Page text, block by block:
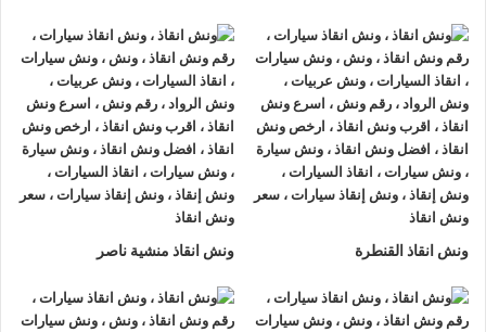
ونش انقاذ القنطرة ونش انقاذ منشية ناصر